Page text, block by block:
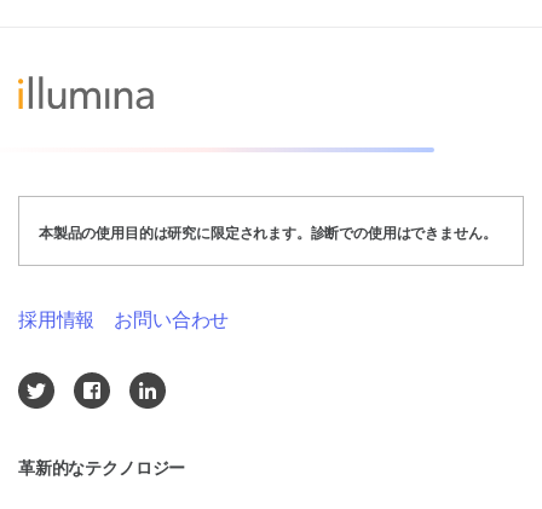
本製品の使用目的は研究に限定されます。診断での使用はできません。
革新的なテクノロジー
採用情報 お問い合わせ